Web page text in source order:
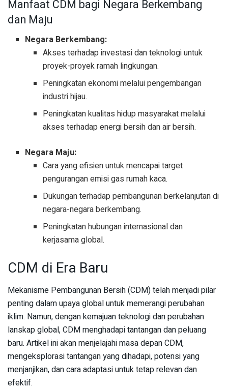
Manfaat CDM bagi Negara Berkembang
dan Maju
Negara Berkembang:
Akses terhadap investasi dan teknologi untuk
proyek-proyek ramah lingkungan.
Peningkatan ekonomi melalui pengembangan
industri hijau.
Peningkatan kualitas hidup masyarakat melalui
akses terhadap energi bersih dan air bersih.
Negara Maju:
Cara yang efisien untuk mencapai target
pengurangan emisi gas rumah kaca.
Dukungan terhadap pembangunan berkelanjutan di
negara-negara berkembang.
Peningkatan hubungan internasional dan
kerjasama global.
CDM di Era Baru
Mekanisme Pembangunan Bersih (CDM) telah menjadi pilar
penting dalam upaya global untuk memerangi perubahan
iklim. Namun, dengan kemajuan teknologi dan perubahan
lanskap global, CDM menghadapi tantangan dan peluang
baru. Artikel ini akan menjelajahi masa depan CDM,
mengeksplorasi tantangan yang dihadapi, potensi yang
menjanjikan, dan cara adaptasi untuk tetap relevan dan
efektif.